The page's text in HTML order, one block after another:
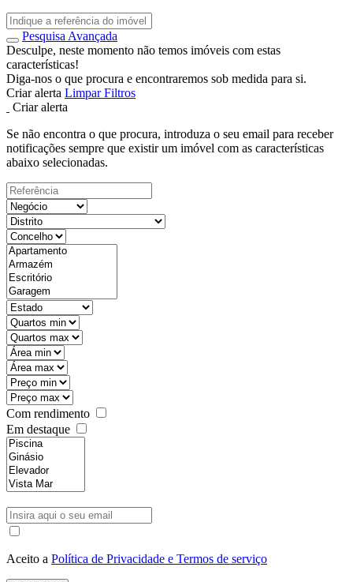
Pesquisa Avançada
Desculpe, neste momento não temos imóveis com estas
características!
Diga-nos o que procura e encontraremos sob medida para si.
Criar alerta Limpar Filtros
Criar alerta
Se não encontra o que procura, introduza o seu email para receber
notificações sempre que existir um imóvel com as características
abaixo selecionadas.
Com rendimento
Em destaque
Aceito a Política de Privacidade e Termos de serviço